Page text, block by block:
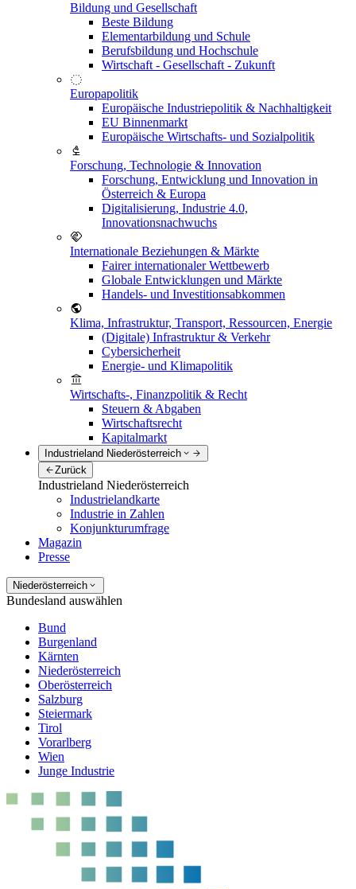
Bildung und Gesellschaft
Beste Bildung
Elementarbildung und Schule
Berufsbildung und Hochschule
Wirtschaft - Gesellschaft - Zukunft
Europapolitik
Europäische Industriepolitik & Nachhaltigkeit
EU Binnenmarkt
Europäische Wirtschafts- und Sozialpolitik
Forschung, Technologie & Innovation
Forschung, Entwicklung und Innovation in
Österreich & Europa
Digitalisierung, Industrie 4.0,
Innovationsnachwuchs
Internationale Beziehungen & Märkte
Fairer internationaler Wettbewerb
Globale Entwicklungen und Märkte
Handels- und Investitionsabkommen
Klima, Infrastruktur, Transport, Ressourcen, Energie
(Digitale) Infrastruktur & Verkehr
Cybersicherheit
Energie- und Klimapolitik
Wirtschafts-, Finanzpolitik & Recht
Steuern & Abgaben
Wirtschaftsrecht
Kapitalmarkt
Industrieland Niederösterreich
Zurück
Industrieland Niederösterreich
Industrielandkarte
Industrie in Zahlen
Konjunkturumfrage
Magazin
Presse
Niederösterreich
Bundesland auswählen
Bund
Burgenland
Kärnten
Niederösterreich
Oberösterreich
Salzburg
Steiermark
Tirol
Vorarlberg
Wien
Junge Industrie